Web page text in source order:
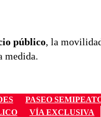
público, la
medida.
PASEO
VÍA EXCLUSIVA